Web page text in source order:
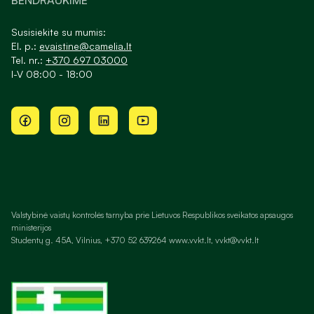
Susisiekite su mumis:
El. p.: evaistine@camelia.lt
Tel. nr.: +370 697 03000
I-V 08:00 - 18:00
Valstybinė vaistų kontrolės tarnyba prie Lietuvos Respublikos sveikatos apsaugos
ministerijos
Studentų g. 45A, Vilnius, +370 52 639264 www.vvkt.lt, vvkt@vvkt.lt